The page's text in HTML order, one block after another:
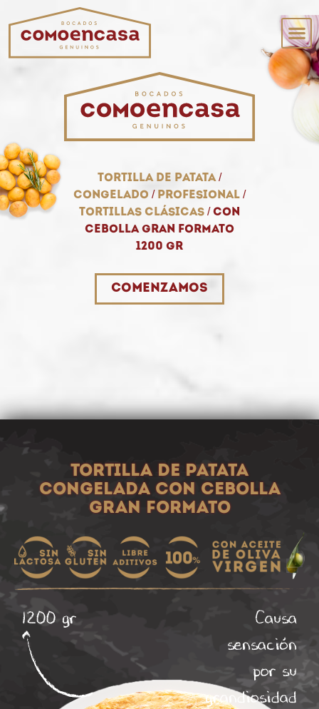
Tortilla de patata/
Congelado/ Profesional/
Tortillas clásicas/ Con
cebolla gran formato
1200 gr
Comenzamos
Tortilla de patata
congelada con cebolla
gran formato
1200 gr
Causa
sensación
por su
grandiosidad